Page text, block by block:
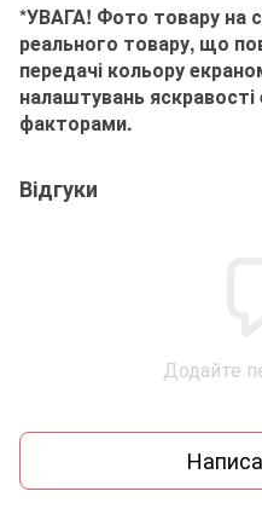
*УВАГА! Фото товару на
реального товару, що
передачі кольору
налаштувань
факторами.
Відгуки
Додайте